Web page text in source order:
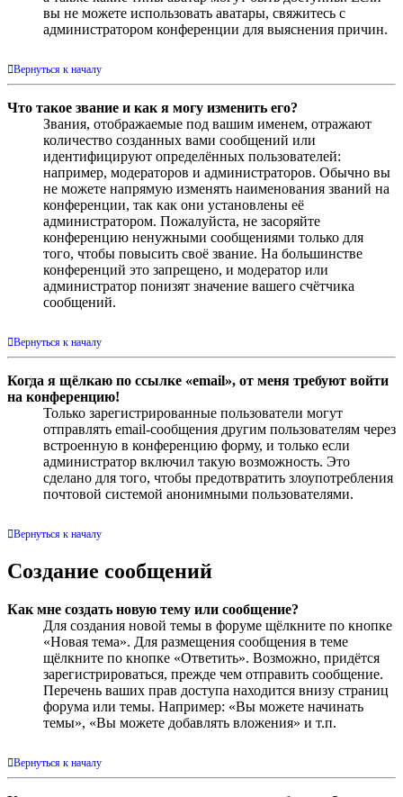
вы не можете использовать аватары, свяжитесь с
администратором конференции для выяснения причин.
Вернуться к началу
Что такое звание и как я могу изменить его?
Звания, отображаемые под вашим именем, отражают
количество созданных вами сообщений или
идентифицируют определённых пользователей:
например, модераторов и администраторов. Обычно вы
не можете напрямую изменять наименования званий на
конференции, так как они установлены её
администратором. Пожалуйста, не засоряйте
конференцию ненужными сообщениями только для
того, чтобы повысить своё звание. На большинстве
конференций это запрещено, и модератор или
администратор понизят значение вашего счётчика
сообщений.
Вернуться к началу
Когда я щёлкаю по ссылке «email», от меня требуют войти
на конференцию!
Только зарегистрированные пользователи могут
отправлять email-сообщения другим пользователям через
встроенную в конференцию форму, и только если
администратор включил такую возможность. Это
сделано для того, чтобы предотвратить злоупотребления
почтовой системой анонимными пользователями.
Вернуться к началу
Создание сообщений
Как мне создать новую тему или сообщение?
Для создания новой темы в форуме щёлкните по кнопке
«Новая тема». Для размещения сообщения в теме
щёлкните по кнопке «Ответить». Возможно, придётся
зарегистрироваться, прежде чем отправить сообщение.
Перечень ваших прав доступа находится внизу страниц
форума или темы. Например: «Вы можете начинать
темы», «Вы можете добавлять вложения» и т.п.
Вернуться к началу